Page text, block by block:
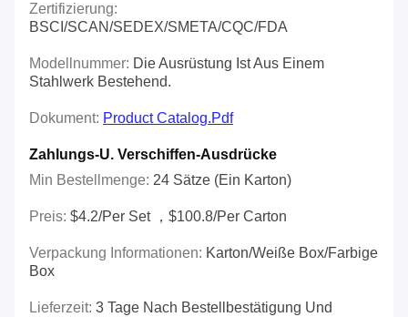
Zertifizierung:
BSCI/SCAN/SEDEX/SMETA/CQC/FDA
Modellnummer: Die Ausrüstung Ist Aus Einem
Stahlwerk Bestehend.
Dokument: Product Catalog.pdf
Zahlungs-U. Verschiffen-Ausdrücke
Min Bestellmenge: 24 Sätze (ein Karton)
Preis: $4.2/per Set ，$100.8/per Carton
Verpackung Informationen: Karton/weiße Box/farbige
Box
Lieferzeit: 3 Tage Nach Bestellbestätigung Und